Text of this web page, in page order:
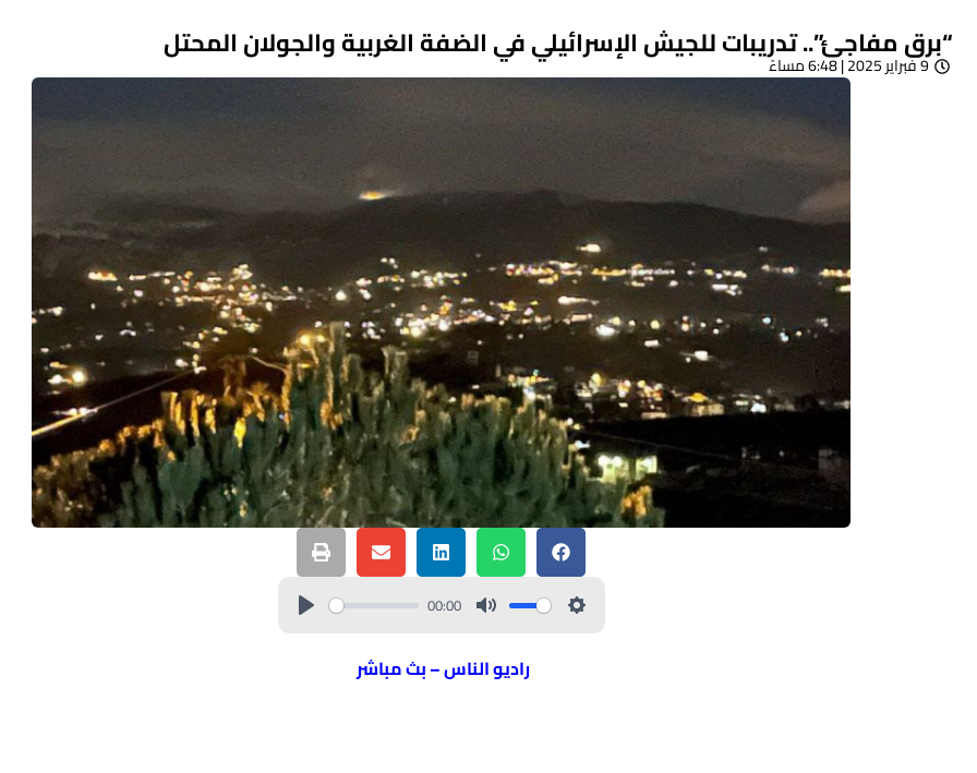
“برق مفاجئ”.. تدريبات للجيش الإسرائيلي في الضفة الغربية والجولان المحتل
9 فبراير 2025 | 6:48 مساءً
00:00
راديو الناس – بث مباشر